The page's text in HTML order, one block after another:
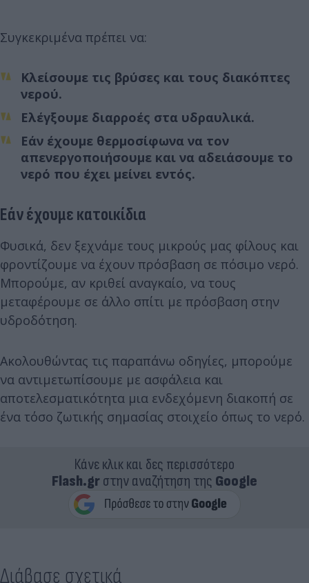
Συγκεκριμένα πρέπει να:
Κλείσουμε τις βρύσες και τους διακόπτες
νερού.
Ελέγξουμε διαρροές στα υδραυλικά.
Εάν έχουμε θερμοσίφωνα να τον
απενεργοποιήσουμε και να αδειάσουμε το
νερό που έχει μείνει εντός.
Εάν έχουμε κατοικίδια
Φυσικά, δεν ξεχνάμε τους μικρούς μας φίλους και
φροντίζουμε να έχουν πρόσβαση σε πόσιμο νερό.
Μπορούμε, αν κριθεί αναγκαίο, να τους
μεταφέρουμε σε άλλο σπίτι με πρόσβαση στην
υδροδότηση.
Ακολουθώντας τις παραπάνω οδηγίες, μπορούμε
να αντιμετωπίσουμε με ασφάλεια και
αποτελεσματικότητα μια ενδεχόμενη διακοπή σε
ένα τόσο ζωτικής σημασίας στοιχείο όπως το νερό.
Κάνε κλικ και δες περισσότερο
Flash.grστην αναζήτηση της Google
Διάβασε σχετικά